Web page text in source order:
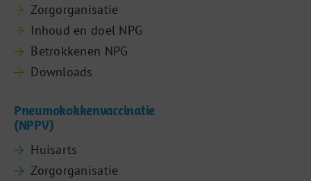
Zorgorganisatie
Inhoud en doel NPG
Betrokkenen NPG
Downloads
Pneumokokkenvaccinatie
(NPPV)
Huisarts
Zorgorganisatie